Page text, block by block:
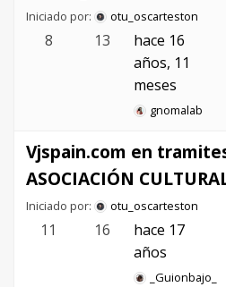
Iniciado por: otu_oscarteston
8 13
hace 16
años, 11
meses
gnomalab
Vjspain.com en
ASOCIACIÓN
Iniciado por: otu_oscarteston
11 16
hace 17
años
_Guionbajo_